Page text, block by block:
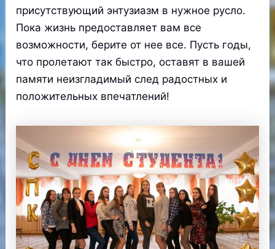
присутствующий энтузиазм в нужное русло.
Пока жизнь предоставляет вам все
возможности, берите от нее все. Пусть годы,
что пролетают так быстро, оставят в вашей
памяти неизгладимый след радостных и
положительных впечатлений!